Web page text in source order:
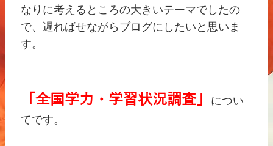
なりに考えるところの大きいテーマでしたの
で、遅ればせながらブログにしたいと思いま
す。
「全国学力・学習状況調査」
につい
てです。